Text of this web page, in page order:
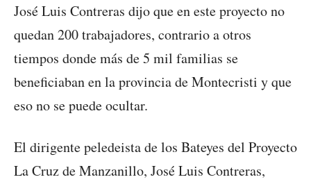
José Luis Contreras dijo que en este proyecto no
quedan 200 trabajadores, contrario a otros
tiempos donde más de 5 mil familias se
beneficiaban en la provincia de Montecristi y que
eso no se puede ocultar.
El dirigente peledeista de los Bateyes del Proyecto
La Cruz de Manzanillo, José Luis Contreras,